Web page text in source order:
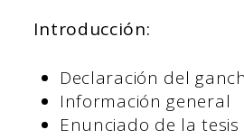
Introducción:
Declaración del
Información general
Enunciado de la tesis